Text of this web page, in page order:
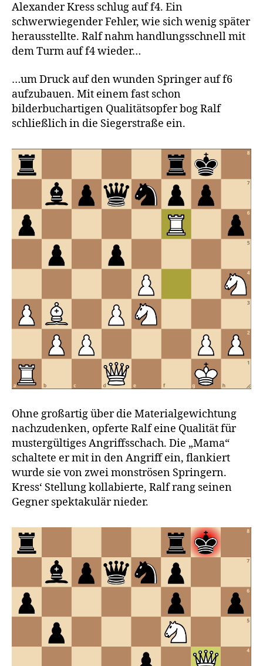
Alexander Kress schlug auf f4. Ein
schwerwiegender Fehler, wie sich wenig später
herausstellte. Ralf nahm handlungsschnell mit
dem Turm auf f4 wieder…
…um Druck auf den wunden Springer auf f6
aufzubauen. Mit einem fast schon
bilderbuchartigen Qualitätsopfer bog Ralf
schließlich in die Siegerstraße ein.
Ohne großartig über die Materialgewichtung
nachzudenken, opferte Ralf eine Qualität für
mustergültiges Angriffsschach. Die „Mama“
schaltete er mit in den Angriff ein, flankiert
wurde sie von zwei monströsen Springern.
Kress‘ Stellung kollabierte, Ralf rang seinen
Gegner spektakulär nieder.